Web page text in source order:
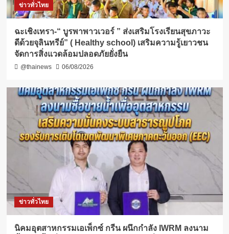
ข่าวทั่วไทย
ฉะเชิงเทรา-​“ บูรพาพาวเวอร์ ” ส่งเสริมโรงเรียนสุขภาวะ
ดีด้วยจุลินทรีย์” ( Healthy school) เสริมความรู้เยาวชน
จัดการสิ่งแวดล้อมปลอดภัยยั่งยืน
@thainews 06/08/2026
ข่าวทั่วไทย
​นิคมอุตสาหกรรมเอเพ็กซ์ กรีน ผนึกกำลัง IWRM ลงนาม